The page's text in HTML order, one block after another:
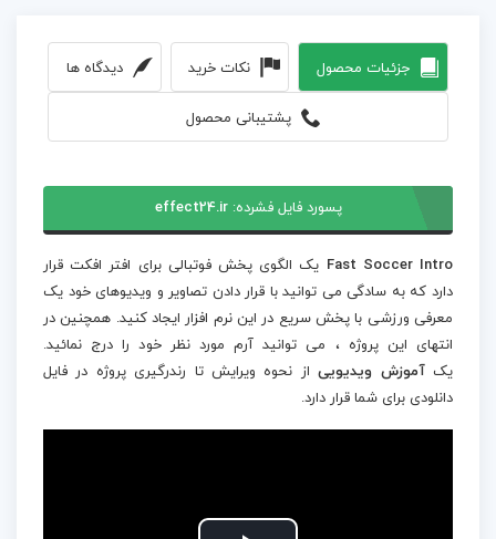
جزئیات محصول نکات خرید دیدگاه ها
پشتیبانی محصول
پسورد فایل فشرده:effect24.ir
Fast Soccer Intro یک الگوی پخش فوتبالی برای افتر افکت قرار
دارد که به سادگی می توانید با قرار دادن تصاویر و ویدیوهای خود یک
معرفی ورزشی با پخش سریع در این نرم افزار ایجاد کنید. همچنین در
انتهای این پروژه ، می توانید آرم مورد نظر خود را درج نمائید.
یکآموزش ویدیوییاز نحوه ویرایش تا رندرگیری پروژه در فایل
دانلودی برای شما قرار دارد.